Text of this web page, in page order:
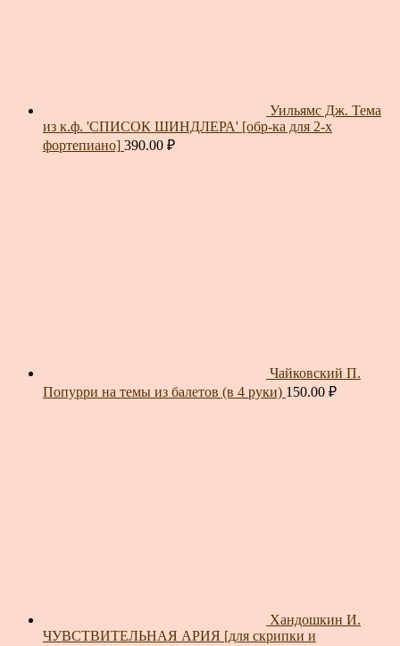
Уильямс Дж. Тема
из к.ф. 'СПИСОК ШИНДЛЕРА' [обр-ка для 2-х
фортепиано] 390.00 ₽
Чайковский П.
Попурри на темы из балетов (в 4 руки) 150.00 ₽
Хандошкин И.
ЧУВСТВИТЕЛЬНАЯ АРИЯ [для скрипки и